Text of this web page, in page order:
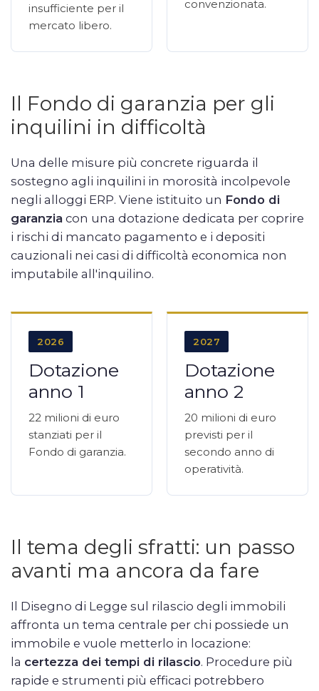
insufficiente per il
mercato libero.
convenzionata.
Il Fondo di garanzia per gli
inquilini in difficoltà
Una delle misure più concrete riguarda il
sostegno agli inquilini in morosità incolpevole
negli alloggi ERP. Viene istituito un Fondo di
garanzia con una dotazione dedicata per coprire
i rischi di mancato pagamento e i depositi
cauzionali nei casi di difficoltà economica non
imputabile all'inquilino.
2026
Dotazione
anno 1
22 milioni di euro
stanziati per il
Fondo di garanzia.
2027
Dotazione
anno 2
20 milioni di euro
previsti per il
secondo anno di
operatività.
Il tema degli sfratti: un passo
avanti ma ancora da fare
Il Disegno di Legge sul rilascio degli immobili
affronta un tema centrale per chi possiede un
immobile e vuole metterlo in locazione:
la certezza dei tempi di rilascio. Procedure più
rapide e strumenti più efficaci potrebbero